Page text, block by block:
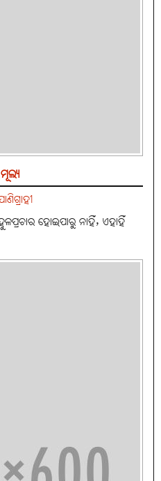
ହୋଇପାରୁ ନାହିଁ, ଏହାହିଁ